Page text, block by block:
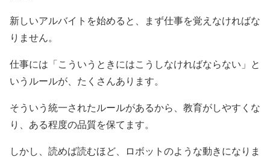
新しいアルバイトを始めると、まず仕事を覚えなければな
りません。
仕事には「こういうときにはこうしなければならない」と
いうルールが、たくさんあります。
そういう統一されたルールがあるから、教育がしやすくな
り、ある程度の品質を保てます。
しかし、読めば読むほど、ロボットのような動きになりま